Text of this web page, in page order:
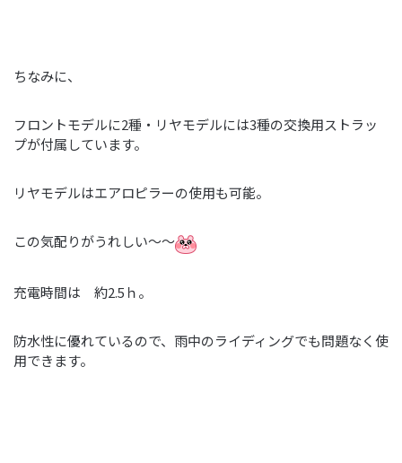
ちなみに、
フロントモデルに2種・リヤモデルには3種の交換用ストラッ
プが付属しています。
リヤモデルはエアロピラーの使用も可能。
この気配りがうれしい～～
充電時間は 約2.5ｈ。
防水性に優れているので、雨中のライディングでも問題なく使
用できます。